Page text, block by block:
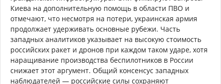
Киева на дополнительную помощь в области ПВО и
отмечают, что несмотря на потери, украинская армия
продолжает удерживать основные рубежи. Часть
западных аналитиков указывает на высокую стоимость
российских ракет и дронов при каждом таком ударе, хотя
наращивание производства беспилотников в России
снижает этот аргумент. Общий консенсус западных
наблюдателей — российские силы сохраняют